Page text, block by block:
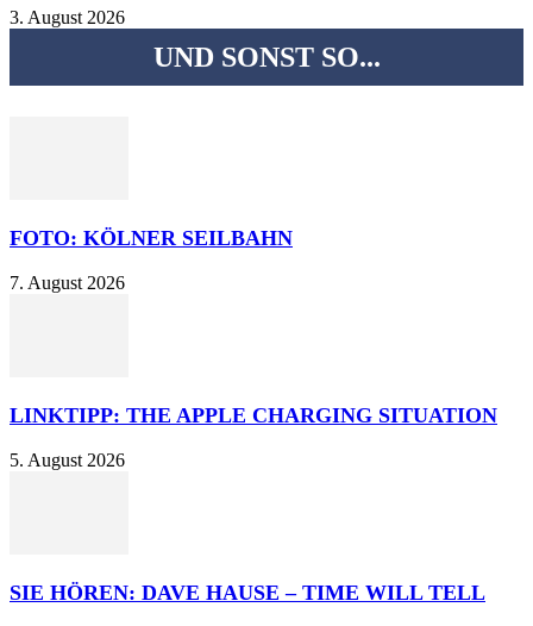
3. August 2026
UND SONST SO...
FOTO: KÖLNER SEILBAHN
7. August 2026
LINKTIPP: THE APPLE CHARGING SITUATION
5. August 2026
SIE HÖREN: DAVE HAUSE – TIME WILL TELL